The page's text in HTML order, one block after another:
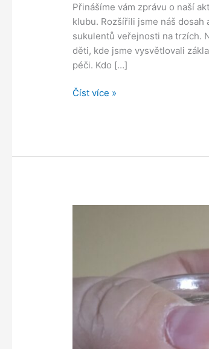
Přinášíme vám zprávu o naší
klubu. Rozšířili jsme náš
sukulentů veřejnosti na trzích.
děti, kde jsme vysvětlovali
péči. Kdo […]
Malí
Číst více »